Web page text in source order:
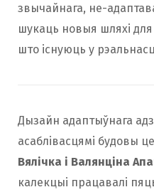
звычайнага, не-
шукаць новыя шляхі
што існуюць у
Дызайн адаптыўнага
асаблівасцямі будовы
Вялічка і Валянціна
калекцыі працавалі